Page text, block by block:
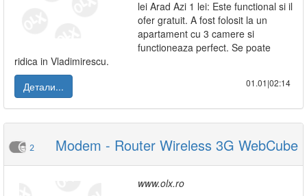
lei Arad Azi 1 lei: Este functional si il
ofer gratuit. A fost folosit la un
apartament cu 3 camere si
functioneaza perfect. Se poate
ridica in Vladimirescu.
Детали...
01.01|02:14
2 Modem - Router Wireless 3G WebCube
www.olx.ro